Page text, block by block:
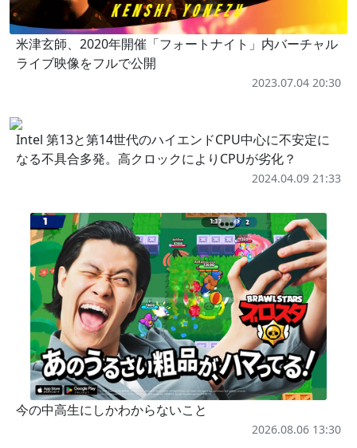
米津玄師、2020年開催「フォートナイト」内バーチャル
ライブ映像をフルで公開
2023.07.04 20:30
Intel 第13と第14世代のハイエンドCPU中心に不安定に
なる不具合多発。高クロックによりCPUが劣化？
2024.04.09 21:33
今の中高生にしかわからないこと
2026.08.06 13:30